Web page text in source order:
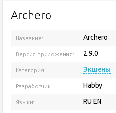
Archero
Название: Archero
Версия приложения: 2.9.0
Категория: Экшены
Разработчик: Habby
Языки: RU EN